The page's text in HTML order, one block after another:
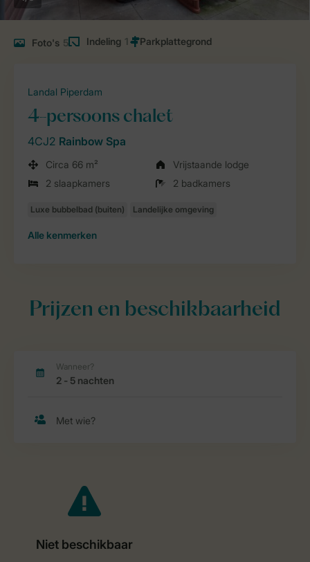
Foto's 5 Indeling 1
Landal Piperdam
4-persoons chalet
4CJ2 Rainbow Spa
Circa 66 m²
Vrijstaande lodge
2 slaapkamers
2 badkamers
Alle kenmerken
Prijzen en beschikbaarheid